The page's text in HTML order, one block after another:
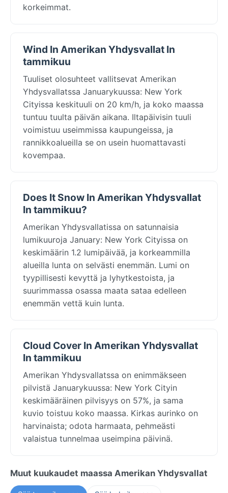
korkeimmat.
Wind In Amerikan Yhdysvallat In
tammikuu
Tuuliset olosuhteet vallitsevat Amerikan
Yhdysvallatssa Januarykuussa: New York
Cityissa keskituuli on 20 km/h, ja koko maassa
tuntuu tuulta päivän aikana. Iltapäivisin tuuli
voimistuu useimmissa kaupungeissa, ja
rannikkoalueilla se on usein huomattavasti
kovempaa.
Does It Snow In Amerikan Yhdysvallat
In tammikuu?
Amerikan Yhdysvallatissa on satunnaisia
lumikuuroja January: New York Cityissa on
keskimäärin 1.2 lumipäivää, ja korkeammilla
alueilla lunta on selvästi enemmän. Lumi on
tyypillisesti kevyttä ja lyhytkestoista, ja
suurimmassa osassa maata sataa edelleen
enemmän vettä kuin lunta.
Cloud Cover In Amerikan Yhdysvallat
In tammikuu
Amerikan Yhdysvallatssa on enimmäkseen
pilvistä Januarykuussa: New York Cityin
keskimääräinen pilvisyys on 57%, ja sama
kuvio toistuu koko maassa. Kirkas aurinko on
harvinaista; odota harmaata, pehmeästi
valaistua tunnelmaa useimpina päivinä.
Muut kuukaudet maassa Amerikan Yhdysvallat